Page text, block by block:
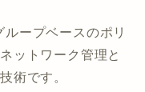
ープベースのポリ
ットワーク管理と
術です。